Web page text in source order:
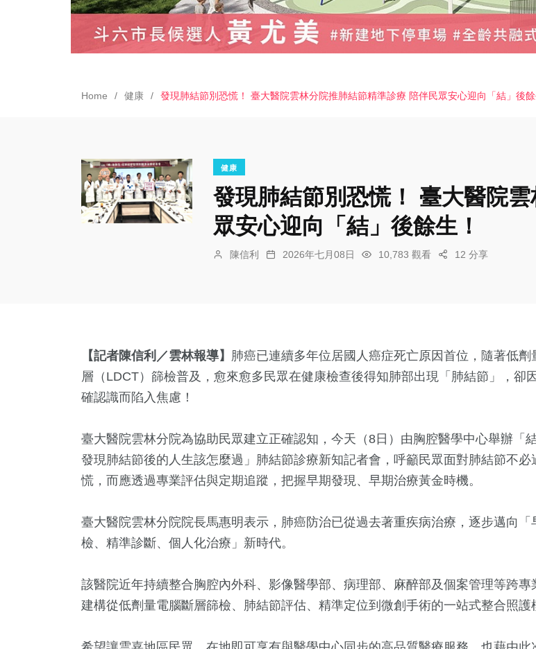
Home 健康 發現肺結節別恐慌！ 臺大醫院雲林分院推肺結節精準診療 陪伴民眾安心迎向「結」後餘
健康
發現肺結節別恐慌！ 臺大醫院
眾安心迎向「結」後餘生！
陳信利 2026年七月08日 10,783 觀看 12 分享
【記者陳信利／雲林報導】
肺癌已連續多年位居國人癌症死亡原因首位，隨著低劑
層（LDCT）篩檢普及，愈來愈多民眾在健康檢查後得知肺部出現「肺結節」，卻
確認識而陷入焦慮！
臺大醫院雲林分院為協助民眾建立正確認知，今天（8日）由胸腔醫學中心舉辦「
發現肺結節後的人生該怎麼過」肺結節診療新知記者會，呼籲民眾面對肺結節不必
慌，而應透過專業評估與定期追蹤，把握早期發現、早期治療黃金時機。
臺大醫院雲林分院院長馬惠明表示，肺癌防治已從過去著重疾病治療，逐步邁向「
檢、精準診斷、個人化治療」新時代。
該醫院近年持續整合胸腔內外科、影像醫學部、病理部、麻醉部及個案管理等跨專
建構從低劑量電腦斷層篩檢、肺結節評估、精準定位到微創手術的一站式整合照護